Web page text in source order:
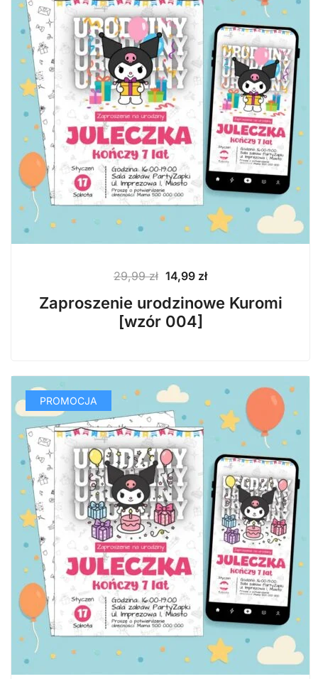
29,99zł Pierwotna
cena
wynosiła:
29,99 zł.
14,99 złAktualna
cena
wynosi:
Zaproszenie urodzinowe Kuromi
[wzór 004]
PROMOCJA